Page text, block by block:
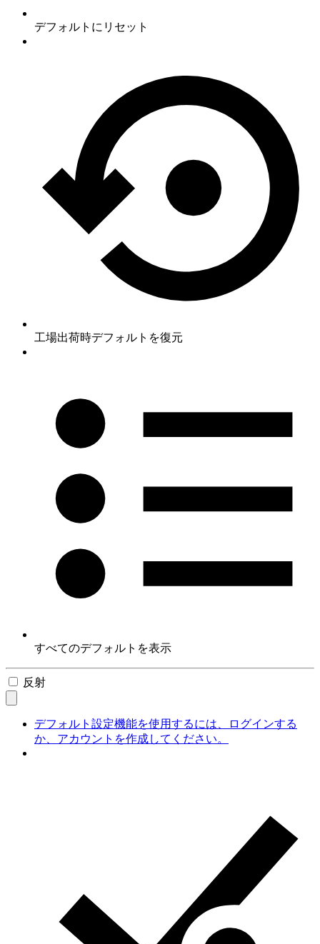
デフォルトにリセット
工場出荷時デフォルトを復元
すべてのデフォルトを表示
反射
デフォルト設定機能を使用するには、ログインする
か、アカウントを作成してください。